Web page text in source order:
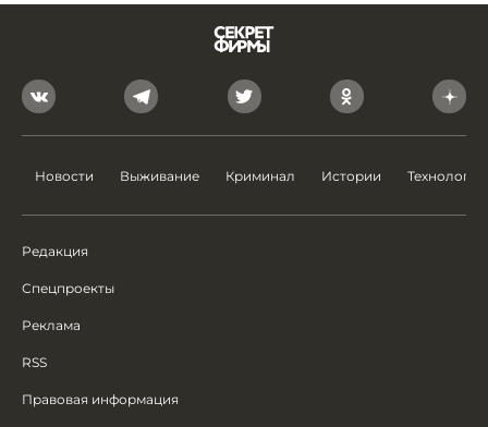
Новости Выживание Криминал Истории Технологии
Редакция
Спецпроекты
Реклама
RSS
Правовая информация